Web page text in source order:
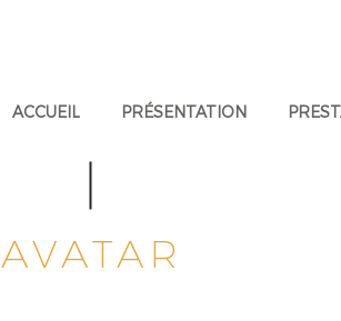
ACCUEIL PRÉSENTATION
AVATAR